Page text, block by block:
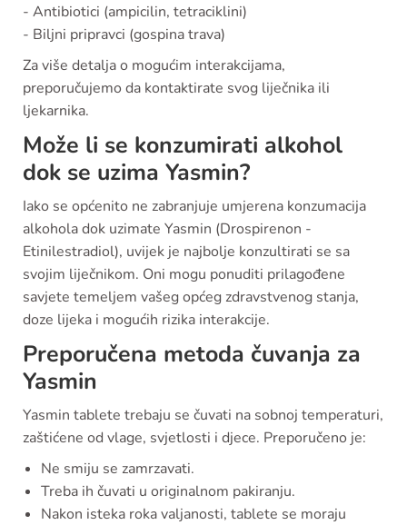
- Antibiotici (ampicilin, tetraciklini)
- Biljni pripravci (gospina trava)
Za više detalja o mogućim interakcijama,
preporučujemo da kontaktirate svog liječnika ili
ljekarnika.
Može li se konzumirati alkohol
dok se uzima Yasmin?
Iako se općenito ne zabranjuje umjerena konzumacija
alkohola dok uzimate Yasmin (Drospirenon -
Etinilestradiol), uvijek je najbolje konzultirati se sa
svojim liječnikom. Oni mogu ponuditi prilagođene
savjete temeljem vašeg općeg zdravstvenog stanja,
doze lijeka i mogućih rizika interakcije.
Preporučena metoda čuvanja za
Yasmin
Yasmin tablete trebaju se čuvati na sobnoj temperaturi,
zaštićene od vlage, svjetlosti i djece. Preporučeno je:
Ne smiju se zamrzavati.
Treba ih čuvati u originalnom pakiranju.
Nakon isteka roka valjanosti, tablete se moraju